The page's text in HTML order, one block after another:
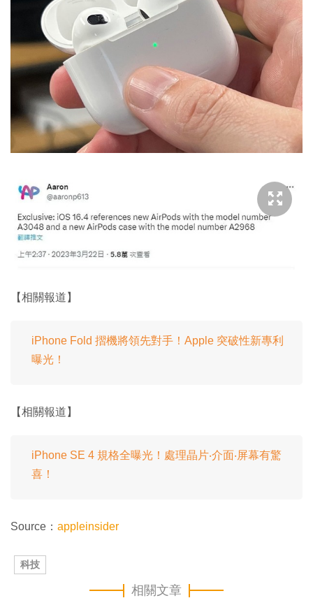
【相關報道】
iPhone Fold 摺機將領先對手！Apple 突破性新專利
曝光！
【相關報道】
iPhone SE 4 規格全曝光！處理晶片‧介面‧屏幕有驚
喜！
Source： appleinsider
科技
相關文章